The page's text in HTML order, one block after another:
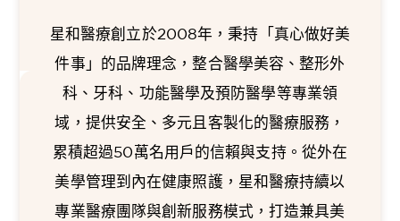
星和醫療創立於2008年，秉持「真心做好美
件事」的品牌理念，整合醫學美容、整形外
科、牙科、功能醫學及預防醫學等專業領
域，提供安全、多元且客製化的醫療服務，
累積超過50萬名用戶的信賴與支持。從外在
美學管理到內在健康照護，星和醫療持續以
專業醫療團隊與創新服務模式，打造兼具美